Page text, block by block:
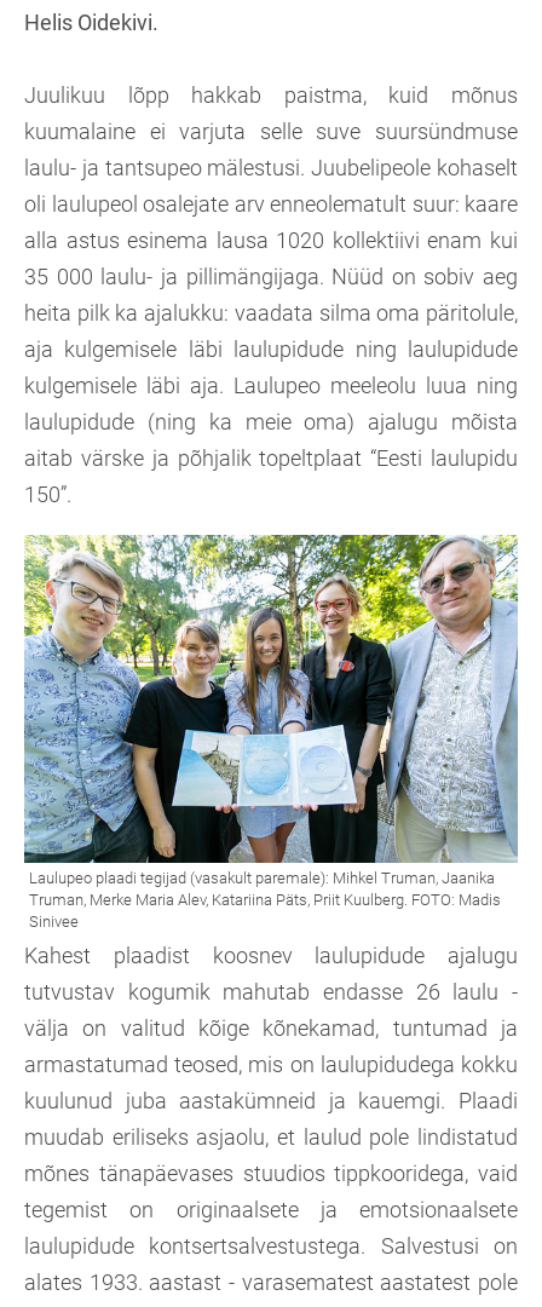
Helis Oidekivi.
Juulikuu lõpp hakkab paistma, kuid mõnus
kuumalaine ei varjuta selle suve suursündmuse
laulu- ja tantsupeo mälestusi. Juubelipeole kohaselt
oli laulupeol osalejate arv enneolematult suur: kaare
alla astus esinema lausa 1020 kollektiivi enam kui
35 000 laulu- ja pillimängijaga. Nüüd on sobiv aeg
heita pilk ka ajalukku: vaadata silma oma päritolule,
aja kulgemisele läbi laulupidude ning laulupidude
kulgemisele läbi aja. Laulupeo meeleolu luua ning
laulupidude (ning ka meie oma) ajalugu mõista
aitab värske ja põhjalik topeltplaat “Eesti laulupidu
150”.
Kahest plaadist koosnev laulupidude ajalugu
tutvustav kogumik mahutab endasse 26 laulu -
välja on valitud kõige kõnekamad, tuntumad ja
armastatumad teosed, mis on laulupidudega kokku
kuulunud juba aastakümneid ja kauemgi. Plaadi
muudab eriliseks asjaolu, et laulud pole lindistatud
mõnes tänapäevases stuudios tippkooridega, vaid
tegemist on originaalsete ja emotsionaalsete
laulupidude kontsertsalvestustega. Salvestusi on
alates 1933. aastast - varasematest aastatest pole